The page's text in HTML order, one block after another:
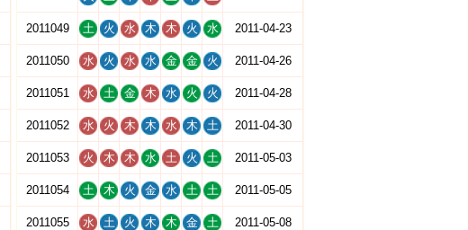
2011049 土 火 水 木 木 火 水 2011-04-23
2011050 水 火 水 水 金 金 火 2011-04-26
2011051 水 土 金 木 水 火 火 2011-04-28
2011052 水 火 木 木 水 木 土 2011-04-30
2011053 火 木 木 水 土 火 土 2011-05-03
2011054 土 木 火 金 水 土 土 2011-05-05
2011055 水 土 火 木 木 金 土 2011-05-08